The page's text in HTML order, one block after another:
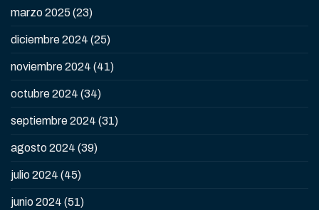
marzo 2025 (23)
diciembre 2024 (25)
noviembre 2024 (41)
octubre 2024 (34)
septiembre 2024 (31)
agosto 2024 (39)
julio 2024 (45)
junio 2024 (51)